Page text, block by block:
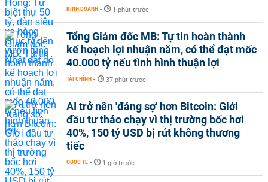
KINH DOANH - 1 phút trước
Tổng Giám đốc MB: Tự tin hoàn thành
kế hoạch lợi nhuận năm, có thể đạt mốc
40.000 tỷ nếu tình hình thuận lợi
TÀI CHÍNH - 37 phút trước
AI trở nên 'đáng sợ' hơn Bitcoin: Giới
đầu tư tháo chạy vì thị trường bốc hơi
40%, 150 tỷ USD bị rút không thương
tiếc
QUỐC TẾ - 1 giờ trước